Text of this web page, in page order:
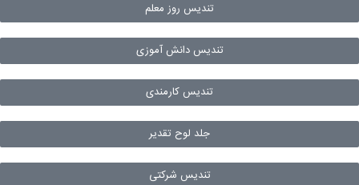
تندیس روز معلم
تندیس دانش آموزی
تندیس کارمندی
جلد لوح تقدیر
تندیس شرکتی